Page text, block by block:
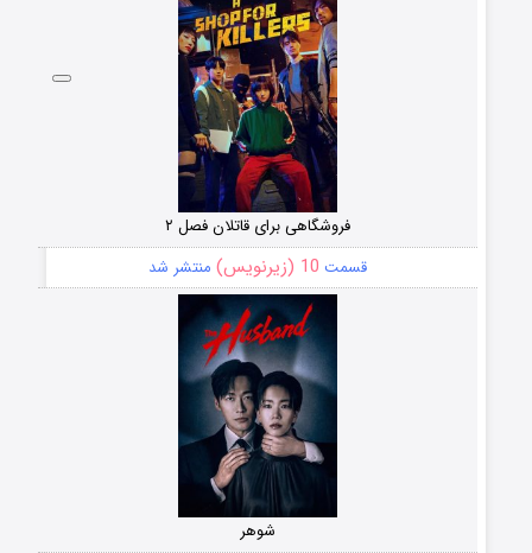
فروشگاهی برای قاتلان فصل ۲
قسمت 10 (زیرنویس) منتشر شد
شوهر